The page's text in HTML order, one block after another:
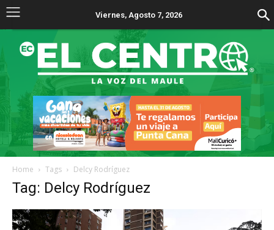
Viernes, Agosto 7, 2026
Home Tags Delcy Rodríguez
Tag: Delcy Rodríguez